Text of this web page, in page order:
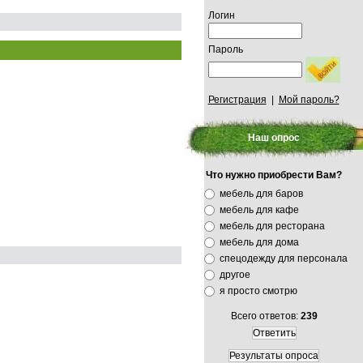
Логин
Пароль
Регистрация Мой пароль?
Наш опрос
Что нужно приобрести Вам?
мебель для баров
мебель для кафе
мебель для ресторана
мебель для дома
спецодежду для персонала
другое
я просто смотрю
Всего ответов: 239
Ответить
Результаты опроса